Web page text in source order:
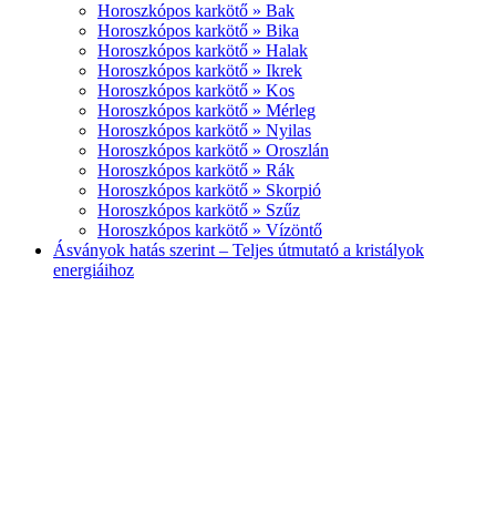
Horoszkópos karkötő » Bak
Horoszkópos karkötő » Bika
Horoszkópos karkötő » Halak
Horoszkópos karkötő » Ikrek
Horoszkópos karkötő » Kos
Horoszkópos karkötő » Mérleg
Horoszkópos karkötő » Nyilas
Horoszkópos karkötő » Oroszlán
Horoszkópos karkötő » Rák
Horoszkópos karkötő » Skorpió
Horoszkópos karkötő » Szűz
Horoszkópos karkötő » Vízöntő
Ásványok hatás szerint – Teljes útmutató a kristályok
energiáihoz